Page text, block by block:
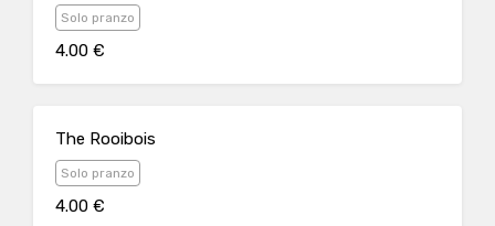
Solo pranzo
4.00 €
The Rooibois
Solo pranzo
4.00 €